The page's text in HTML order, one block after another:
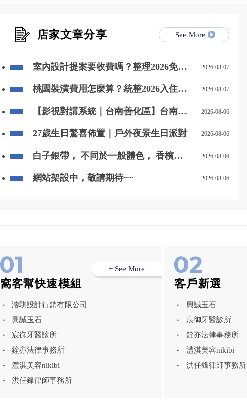
店家文章分享 See More
室內設計提案要收費嗎？整理2026免費
2026-08-07
桃園裝潢費用怎麼算？統整2026入住前
2026-08-07
【影視對講系統｜台南善化區】台南影
2026-08-06
27歲生日驚喜佈置｜戶外夜景生日派對 2026-08-06
白子銀帶， 不同於一般體色， 香檳黃
耐看型代表。 喜歡這種清爽質感的魚，
2026-08-06
網站架設中，敬請期待~~ 2026-08-06
窩客幫快速模組
濬騏設計行銷有限公司
興誠玉石
宸御牙醫診所
銓亦法律事務所
澧淇美容nikibi
洪任鋒律師事務所
+ See More
客戶新選
興誠玉石
宸御牙醫診所
銓亦法律事務所
澧淇美容nikibi
洪任鋒律師事務所